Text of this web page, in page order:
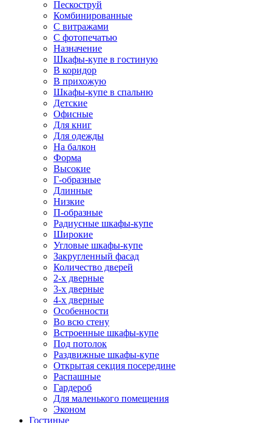
Пескоструй
Комбинированные
С витражами
С фотопечатью
Назначение
Шкафы-купе в гостиную
В коридор
В прихожую
Шкафы-купе в спальню
Детские
Офисные
Для книг
Для одежды
На балкон
Форма
Высокие
Г-образные
Длинные
Низкие
П-образные
Радиусные шкафы-купе
Широкие
Угловые шкафы-купе
Закругленный фасад
Количество дверей
2-х дверные
3-х дверные
4-х дверные
Особенности
Во всю стену
Встроенные шкафы-купе
Под потолок
Раздвижные шкафы-купе
Открытая секция посередине
Распашные
Гардероб
Для маленького помещения
Эконом
Гостиные